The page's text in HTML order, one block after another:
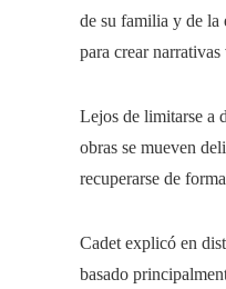
de su familia y de la
para crear
Lejos de limitarse a
obras se mueven
recuperarse de
Cadet explicó en
basado